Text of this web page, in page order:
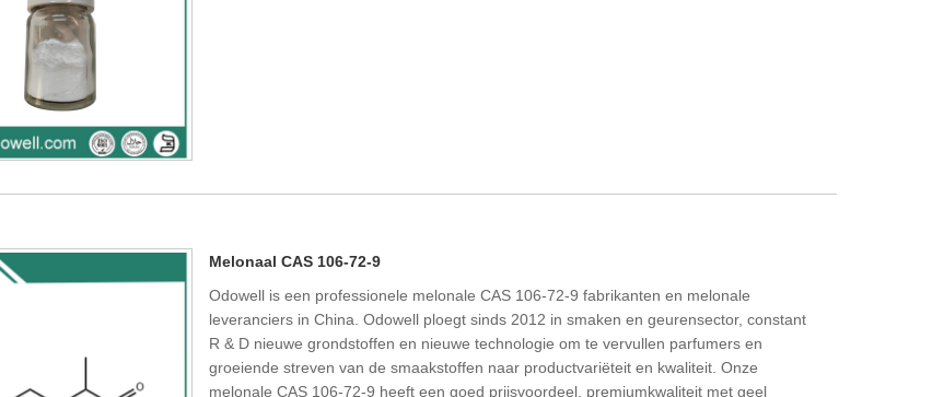
Melonaal CAS 106-72-9
Odowell is een professionele melonale CAS 106-72-9 fabrikanten en melonale
leveranciers in China. Odowell ploegt sinds 2012 in smaken en geurensector, constant
R & D nieuwe grondstoffen en nieuwe technologie om te vervullen parfumers en
groeiende streven van de smaakstoffen naar productvariëteit en kwaliteit. Onze
melonale CAS 106-72-9 heeft een goed prijsvoordeel, premiumkwaliteit met geel